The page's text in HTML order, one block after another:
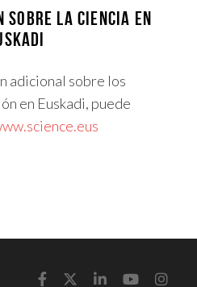
SOBRE LA CIENCIA EN
adicional sobre los
en Euskadi, puede
    